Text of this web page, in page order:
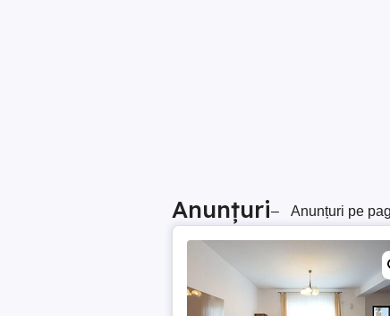
Anunțuri– Anunțuri pe